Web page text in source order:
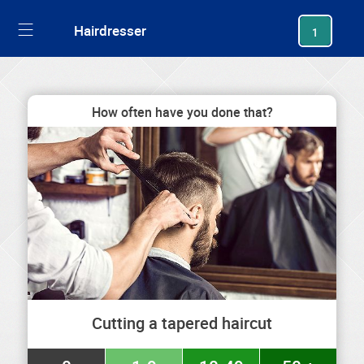
Hairdresser 1
How often have you done that?
Cutting a tapered haircut